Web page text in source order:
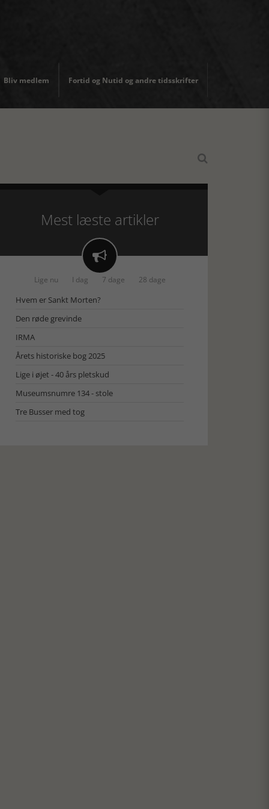
Bliv medlem Fortid og Nutid og andre tidsskrifter

Mest læste artikler

Lige nu I dag 7 dage 28 dage
Hvem er Sankt Morten?
Den røde grevinde
IRMA
Årets historiske bog 2025
Lige i øjet - 40 års pletskud
Museumsnumre 134 - stole
Tre Busser med tog